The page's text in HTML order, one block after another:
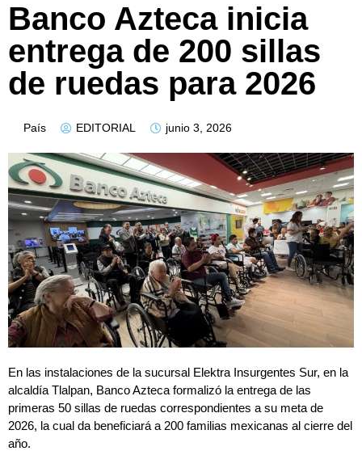
Banco Azteca inicia
entrega de 200 sillas
de ruedas para 2026
País EDITORIAL junio 3, 2026
En las instalaciones de la sucursal Elektra Insurgentes Sur, en la
alcaldía Tlalpan, Banco Azteca formalizó la entrega de las
primeras 50 sillas de ruedas correspondientes a su meta de
2026, la cual da beneficiará a 200 familias mexicanas al cierre del
año.